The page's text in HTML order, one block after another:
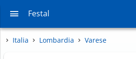
Festal
Italia Lombardia Varese